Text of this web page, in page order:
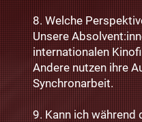
8. Welche
Unsere
internationalen
Andere nutzen ihre
Synchronarbeit.
9. Kann ich während